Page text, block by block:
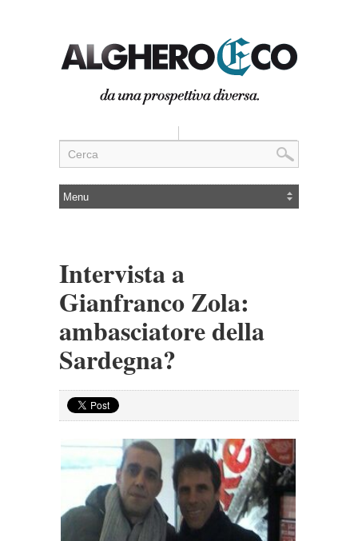
Intervista a
Gianfranco Zola:
ambasciatore della
Sardegna?